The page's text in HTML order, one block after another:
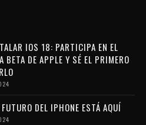
IOS 18: PARTICIPA EN EL
BETA DE APPLE Y SÉ EL PRIMERO
DEL IPHONE ESTÁ AQUÍ